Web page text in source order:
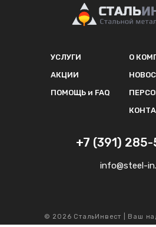
УСЛУГИ
АКЦИИ
ПОМОЩЬ и FAQ
О
+7 (391)
info@steel-
© 2026 СтальИнвест | Ваш